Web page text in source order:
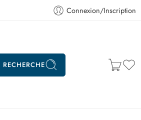
Connexion/Inscription
RECHERCHE